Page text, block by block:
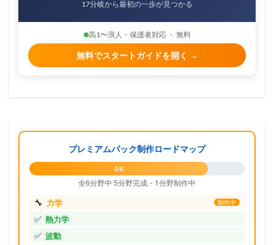
17分岐から最初の一歩が見つかる
高1〜浪人・保護者対応 ・ 無料
無料でスタートガイドを開く →
プレミアムパック制作ロードマップ
5/6
全6分野中 5分野完成・1分野制作中
🔧 力学 制作中
✅ 熱力学
✅ 波動